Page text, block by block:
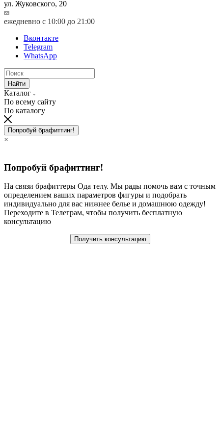
ул. Жуковского, 20
ежедневно с 10:00 до 21:00
Вконтакте
Telegram
WhatsApp
Найти
Каталог
По всему сайту
По каталогу
Попробуй брафиттинг!
×
Попробуй брафиттинг!
На связи брафиттеры Ода телу. Мы рады помочь вам с точным
определением ваших параметров фигуры и подобрать
индивидуально для вас нижнее белье и домашнюю одежду!
Переходите в Телеграм, чтобы получить бесплатную
консультацию
Получить консультацию